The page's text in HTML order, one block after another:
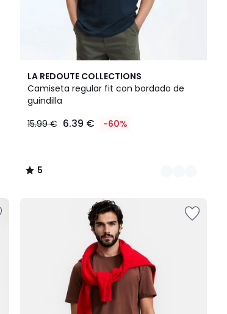
LA REDOUTE COLLECTIONS
Camiseta regular fit con bordado de
guindilla
15.99 € 6.39 € -60%
5
/
5
2
Colores
5
/